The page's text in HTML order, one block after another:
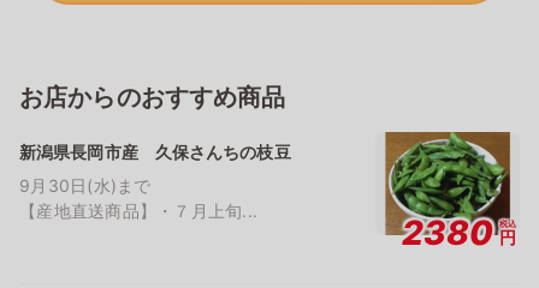
お店からのおすすめ商品
新潟県長岡市産 久保さんちの枝豆
9月30日(水)まで
【産地直送商品】・７月上旬...
2380 税込
円